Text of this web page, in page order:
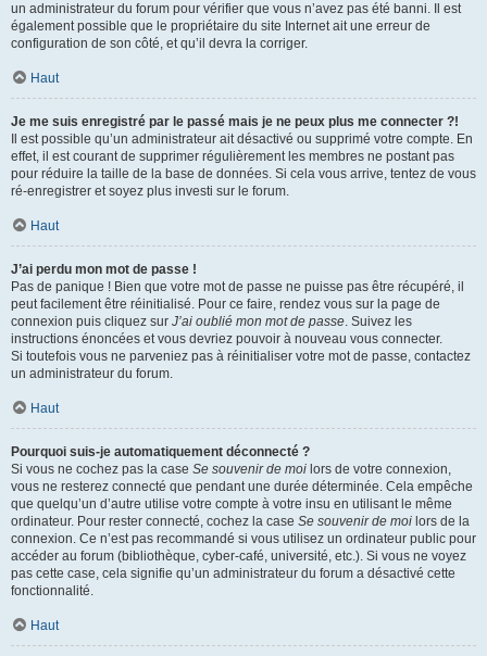
un administrateur du forum pour vérifier que vous n’avez pas été banni. Il est
également possible que le propriétaire du site Internet ait une erreur de
configuration de son côté, et qu’il devra la corriger.
Haut
Je me suis enregistré par le passé mais je ne peux plus me connecter ?!
Il est possible qu’un administrateur ait désactivé ou supprimé votre compte. En
effet, il est courant de supprimer régulièrement les membres ne postant pas
pour réduire la taille de la base de données. Si cela vous arrive, tentez de vous
ré-enregistrer et soyez plus investi sur le forum.
Haut
J’ai perdu mon mot de passe !
Pas de panique ! Bien que votre mot de passe ne puisse pas être récupéré, il
peut facilement être réinitialisé. Pour ce faire, rendez vous sur la page de
connexion puis cliquez sur J’ai oublié mon mot de passe. Suivez les
instructions énoncées et vous devriez pouvoir à nouveau vous connecter.
Si toutefois vous ne parveniez pas à réinitialiser votre mot de passe, contactez
un administrateur du forum.
Haut
Pourquoi suis-je automatiquement déconnecté ?
Si vous ne cochez pas la case Se souvenir de moi lors de votre connexion,
vous ne resterez connecté que pendant une durée déterminée. Cela empêche
que quelqu’un d’autre utilise votre compte à votre insu en utilisant le même
ordinateur. Pour rester connecté, cochez la case Se souvenir de moi lors de la
connexion. Ce n’est pas recommandé si vous utilisez un ordinateur public pour
accéder au forum (bibliothèque, cyber-café, université, etc.). Si vous ne voyez
pas cette case, cela signifie qu’un administrateur du forum a désactivé cette
fonctionnalité.
Haut